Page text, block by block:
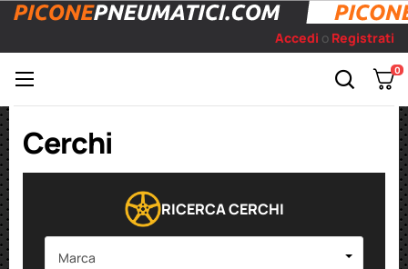
Accedi o Registrati
0
Toggle
☰
Cerchi
RICERCA CERCHI
Marca